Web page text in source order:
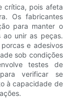
crítica, pois afeta
Os fabricantes
para manter o
ao unir as peças.
e adesivos
sob condições
testes de
verificar se
à capacidade de